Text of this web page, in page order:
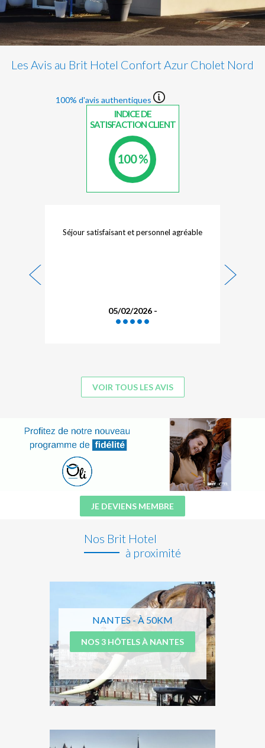
Les Avis au Brit Hotel Confort Azur Cholet Nord
100% d'avis authentiques
INDICE DE
SATISFACTION CLIENT
100 %
Séjour satisfaisant et personnel agréable
05/02/2026 -
VOIR TOUS LES AVIS
JE DEVIENS MEMBRE
Nos Brit Hotel
à proximité
NANTES - À 50KM
NOS 3 HÔTELS À NANTES